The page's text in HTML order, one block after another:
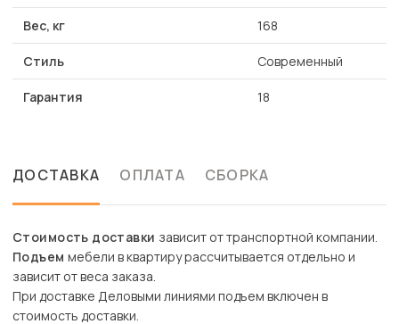
Вес, кг 168
Стиль Современный
Гарантия 18
ДОСТАВКА ОПЛАТА СБОРКА
Стоимость доставки зависит от транспортной компании.
Подъем мебели в квартиру рассчитывается отдельно и
зависит от веса заказа.
При доставке Деловыми линиями подъем включен в
стоимость доставки.